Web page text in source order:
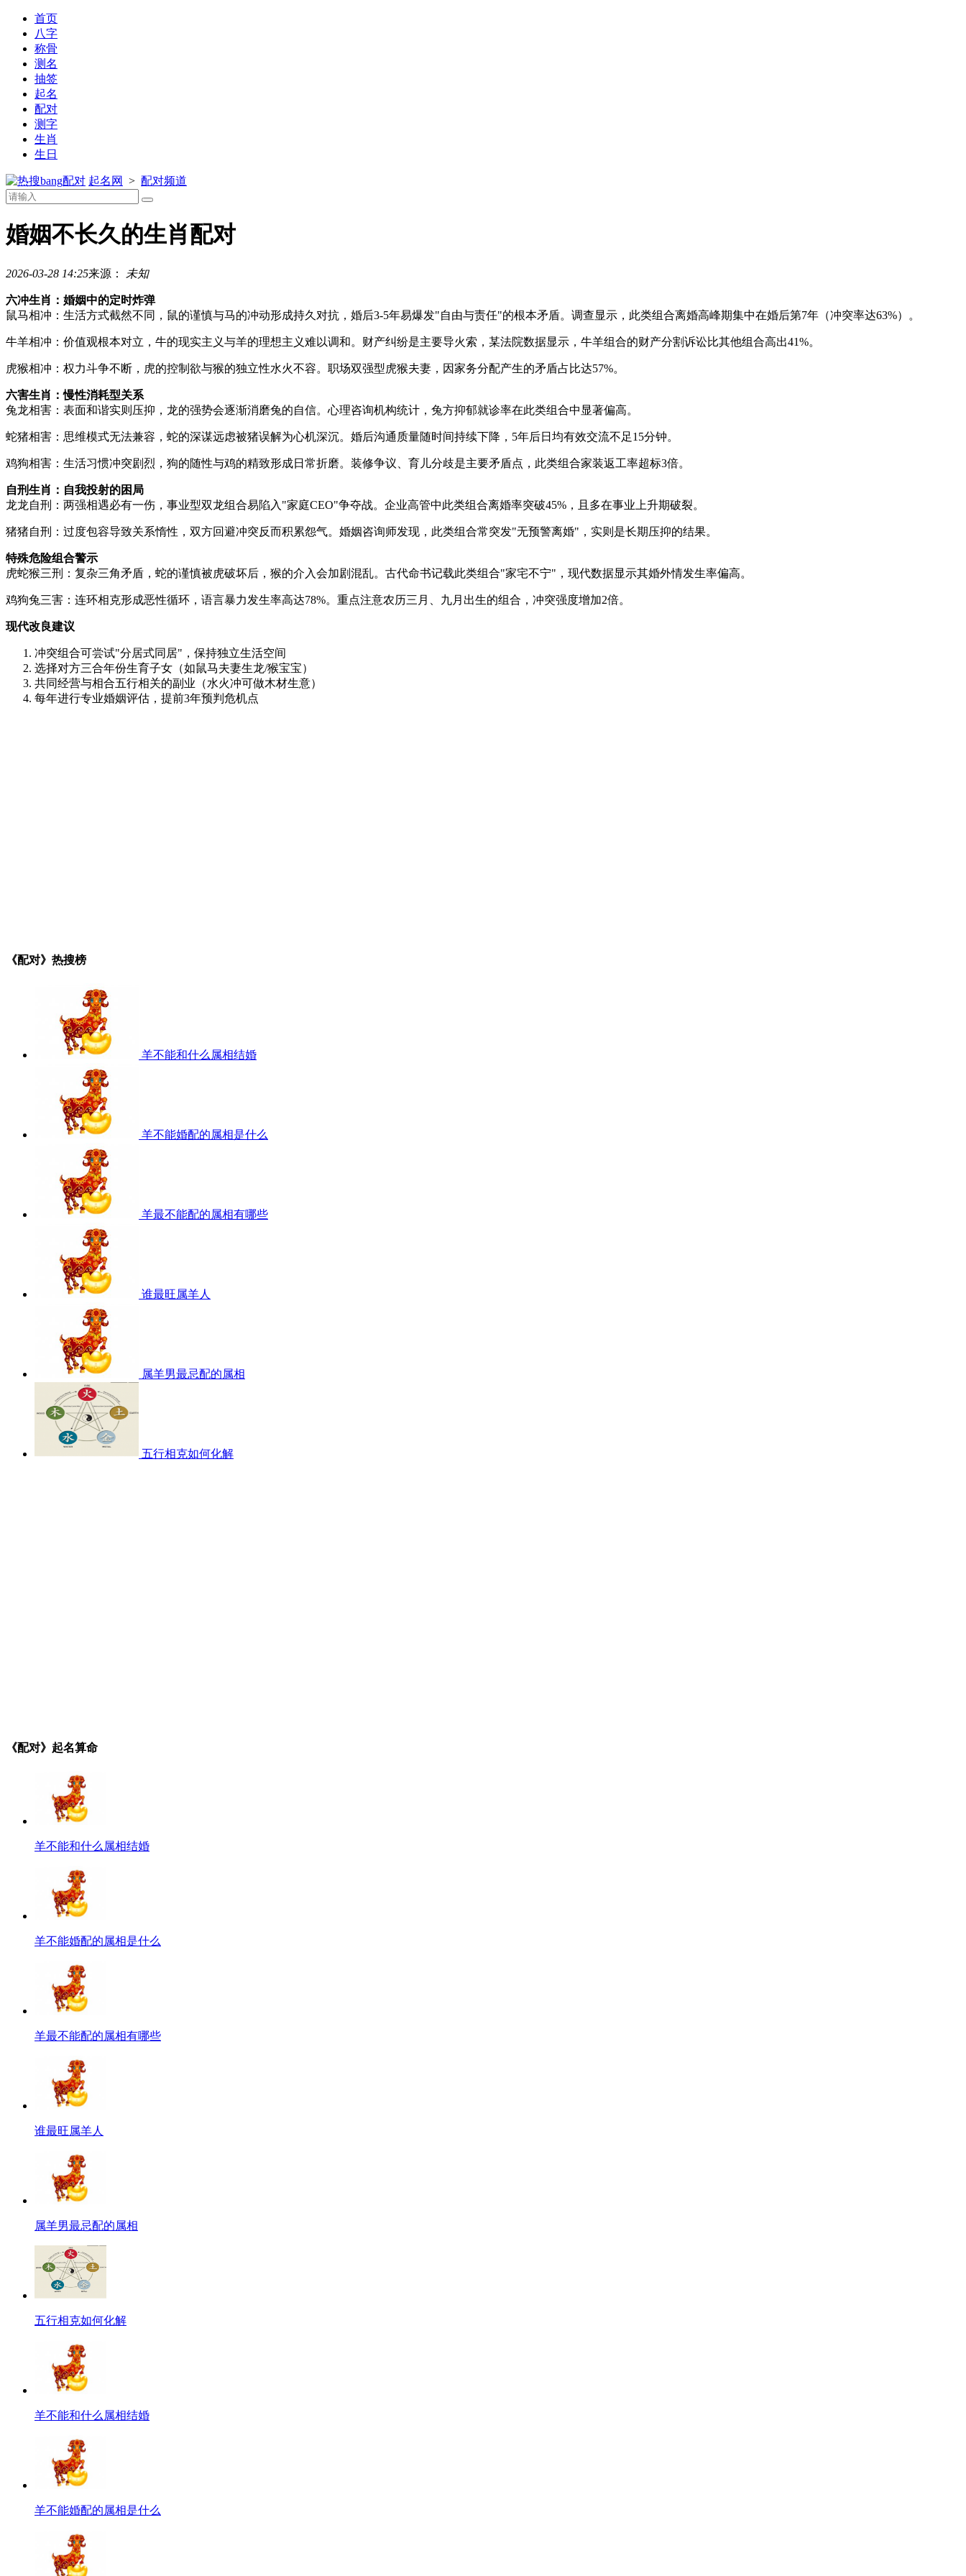
首页
八字
称骨
测名
抽签
起名
配对
测字
生肖
生日
配对 起名网 > 配对频道
婚姻不长久的生肖配对
2026-03-28 14:25来源： 未知
六冲生肖：婚姻中的定时炸弹
鼠马相冲：生活方式截然不同，鼠的谨慎与马的冲动形成持久对抗，婚后3-5年易爆发"自由与责任"的根本矛盾。调查显示，此类组合离婚高峰期集中在婚后第7年（冲突率达63%）。
牛羊相冲：价值观根本对立，牛的现实主义与羊的理想主义难以调和。财产纠纷是主要导火索，某法院数据显示，牛羊组合的财产分割诉讼比其他组合高出41%。
虎猴相冲：权力斗争不断，虎的控制欲与猴的独立性水火不容。职场双强型虎猴夫妻，因家务分配产生的矛盾占比达57%。
六害生肖：慢性消耗型关系
兔龙相害：表面和谐实则压抑，龙的强势会逐渐消磨兔的自信。心理咨询机构统计，兔方抑郁就诊率在此类组合中显著偏高。
蛇猪相害：思维模式无法兼容，蛇的深谋远虑被猪误解为心机深沉。婚后沟通质量随时间持续下降，5年后日均有效交流不足15分钟。
鸡狗相害：生活习惯冲突剧烈，狗的随性与鸡的精致形成日常折磨。装修争议、育儿分歧是主要矛盾点，此类组合家装返工率超标3倍。
自刑生肖：自我投射的困局
龙龙自刑：两强相遇必有一伤，事业型双龙组合易陷入"家庭CEO"争夺战。企业高管中此类组合离婚率突破45%，且多在事业上升期破裂。
猪猪自刑：过度包容导致关系惰性，双方回避冲突反而积累怨气。婚姻咨询师发现，此类组合常突发"无预警离婚"，实则是长期压抑的结果。
特殊危险组合警示
虎蛇猴三刑：复杂三角矛盾，蛇的谨慎被虎破坏后，猴的介入会加剧混乱。古代命书记载此类组合"家宅不宁"，现代数据显示其婚外情发生率偏高。
鸡狗兔三害：连环相克形成恶性循环，语言暴力发生率高达78%。重点注意农历三月、九月出生的组合，冲突强度增加2倍。
现代改良建议
冲突组合可尝试"分居式同居"，保持独立生活空间
选择对方三合年份生育子女（如鼠马夫妻生龙/猴宝宝）
共同经营与相合五行相关的副业（水火冲可做木材生意）
每年进行专业婚姻评估，提前3年预判危机点
《配对》热搜榜
羊不能和什么属相结婚
羊不能婚配的属相是什么
羊最不能配的属相有哪些
谁最旺属羊人
属羊男最忌配的属相
五行相克如何化解
《配对》起名算命
羊不能和什么属相结婚
羊不能婚配的属相是什么
羊最不能配的属相有哪些
谁最旺属羊人
属羊男最忌配的属相
五行相克如何化解
羊不能和什么属相结婚
羊不能婚配的属相是什么